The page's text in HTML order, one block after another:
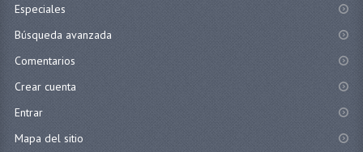
Especiales
Búsqueda avanzada
Comentarios
Crear cuenta
Entrar
Mapa del sitio